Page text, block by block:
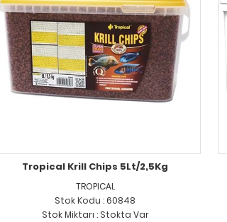
Tropical Krill Chips 5Lt/2,5Kg
TROPICAL
Stok Kodu : 60848
Stok Miktarı : Stokta Var